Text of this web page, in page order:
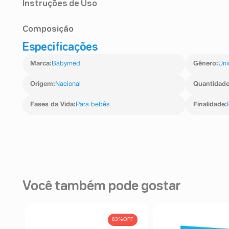
Instruções de Uso
troca de fralda, ou conforme orientação médica.
Composição
Palmitato de retinol 1.000 UI/g + Colecalciferol 400 UI/
Especificações
Marca: Babymed Gênero:
Origem: Nacional Quantidade
Fases da Vida: Para bebês Finalidade:
Você também pode gostar
63%OFF